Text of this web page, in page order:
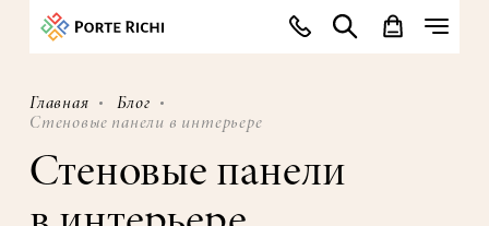
Главная
Блог
Стеновые панели в интерьере
Стеновые панели